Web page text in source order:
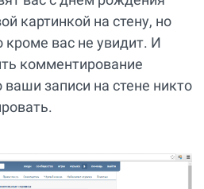
картинкой на стену, но
кроме вас не увидит. И
комментирование
ваши записи на стене никто